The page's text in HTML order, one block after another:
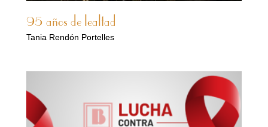
95 años de lealtad
Tania Rendón Portelles